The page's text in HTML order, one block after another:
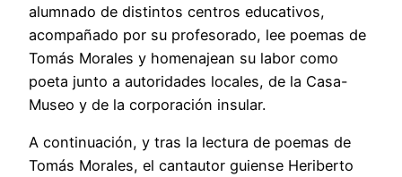
alumnado de distintos centros educativos,
acompañado por su profesorado, lee poemas de
Tomás Morales y homenajean su labor como
poeta junto a autoridades locales, de la Casa-
Museo y de la corporación insular.
A continuación, y tras la lectura de poemas de
Tomás Morales, el cantautor guiense Heriberto